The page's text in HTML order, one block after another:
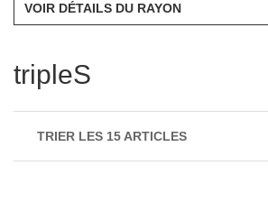
VOIR DÉTAILS DU RAYON
tripleS
TRIER LES 15 ARTICLES